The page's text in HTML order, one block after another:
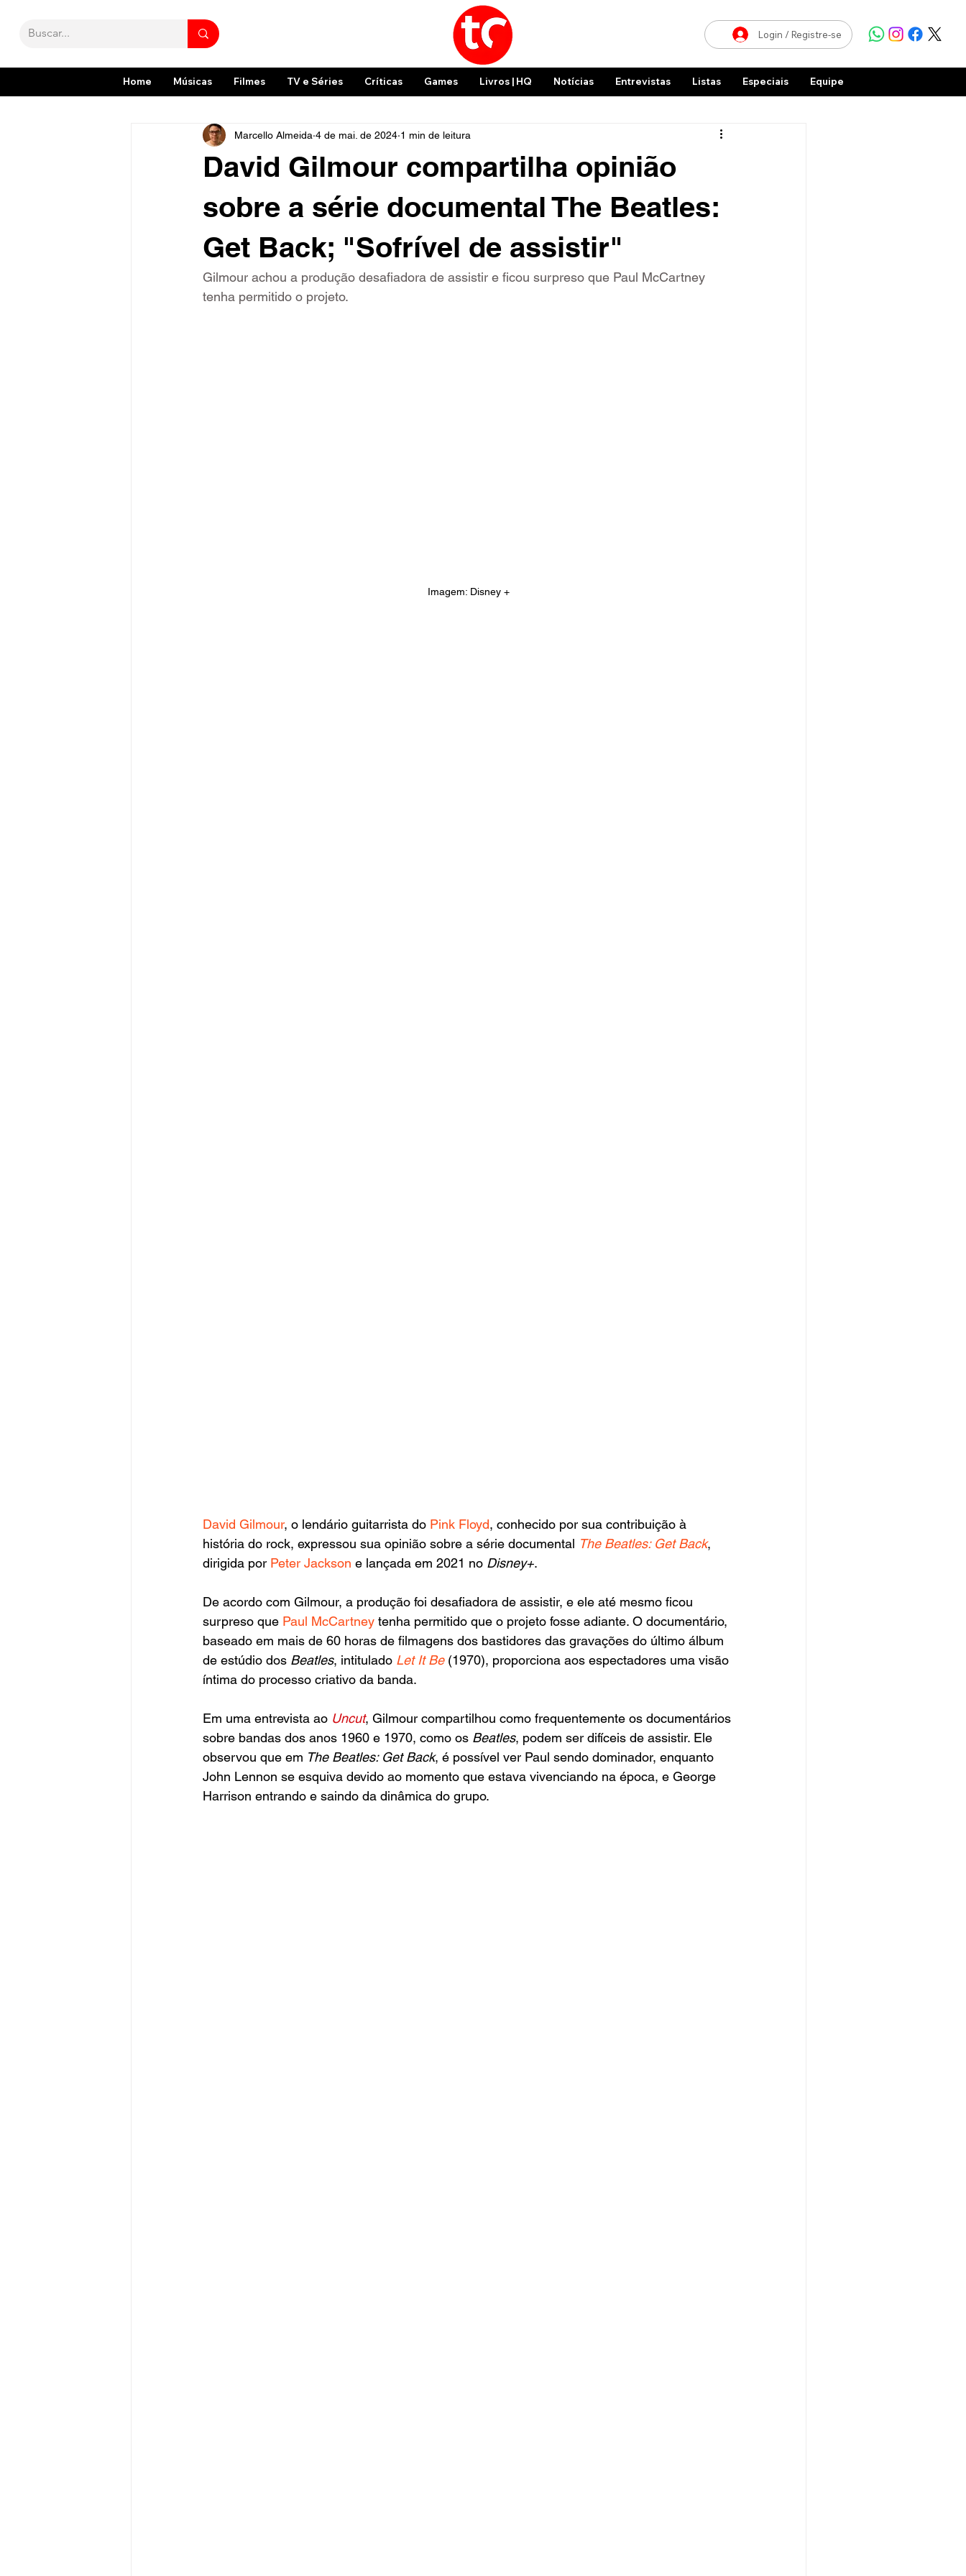
Login / Registre-se
Home Músicas Filmes TV e Séries Críticas Games Livros | HQ Notícias Entrevistas Listas Especiais Equipe
David Gilmour compartilha opinião
sobre a série documental The Beatles:
Get Back; "Sofrível de assistir"
Marcello Almeida 4 de mai. de 2024 1 min de leitura
Gilmour achou a produção desafiadora de assistir e ficou surpreso que Paul McCartney
tenha permitido o projeto.
Imagem: Disney +
David Gilmour, o lendário guitarrista do Pink Floyd, conhecido por sua contribuição à
história do rock, expressou sua opinião sobre a série documental The Beatles: Get Back,
dirigida por Peter Jackson e lançada em 2021 no Disney+.
De acordo com Gilmour, a produção foi desafiadora de assistir, e ele até mesmo ficou
surpreso que Paul McCartney tenha permitido que o projeto fosse adiante. O documentário,
baseado em mais de 60 horas de filmagens dos bastidores das gravações do último álbum
de estúdio dos Beatles, intitulado Let It Be (1970), proporciona aos espectadores uma visão
íntima do processo criativo da banda.
Em uma entrevista ao Uncut, Gilmour compartilhou como frequentemente os documentários
sobre bandas dos anos 1960 e 1970, como os Beatles, podem ser difíceis de assistir. Ele
observou que em The Beatles: Get Back, é possível ver Paul sendo dominador, enquanto
John Lennon se esquiva devido ao momento que estava vivenciando na época, e George
Harrison entrando e saindo da dinâmica do grupo.